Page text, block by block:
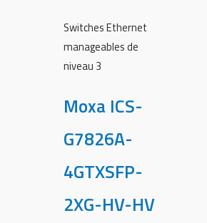
Switches Ethernet
manageables de
niveau 3
Moxa ICS-
G7826A-
4GTXSFP-
2XG-HV-HV